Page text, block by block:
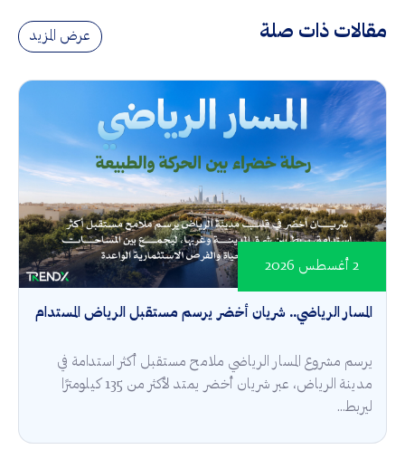
مقالات ذات صلة عرض المزيد
المسار الرياضي.. شريان أخضر يرسم مستقبل الرياض المستدام
2 أغسطس 2026
يرسم مشروع المسار الرياضي ملامح مستقبل أكثر استدامة في
مدينة الرياض، عبر شريان أخضر يمتد لأكثر من 135 كيلومترًا
ليربط...